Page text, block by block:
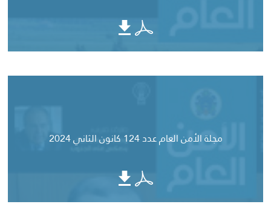
مجلة الأمن العام عدد 124 كانون الثاني 2024